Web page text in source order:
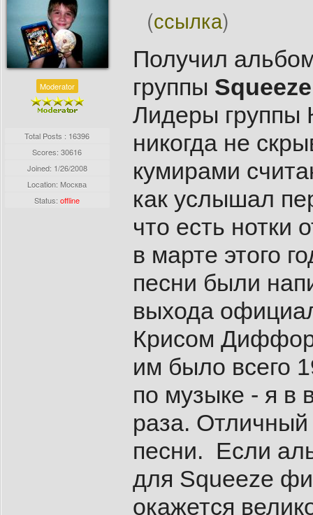
Moderator
Total Posts : 16396
Scores: 30616
Joined: 1/26/2008
Location: Москва
Status:offline
(ссылка)
Получил
группы
Лидеры группы
никогда не
кумирами
как услышал
что есть нотки
в марте этого
песни были
выхода
Крисом
им было всего
по музыке - я в
раза.
песни. Если
для Squeeze
окажется